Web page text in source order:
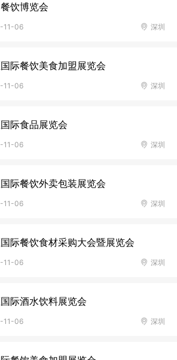
饮博览会
深圳
11-06
际餐饮美食加盟展览会
深圳
11-06
际食品展览会
深圳
11-06
际餐饮外卖包装展览会
深圳
11-06
际餐饮食材采购大会暨展览会
深圳
11-06
际酒水饮料展览会
深圳
11-06